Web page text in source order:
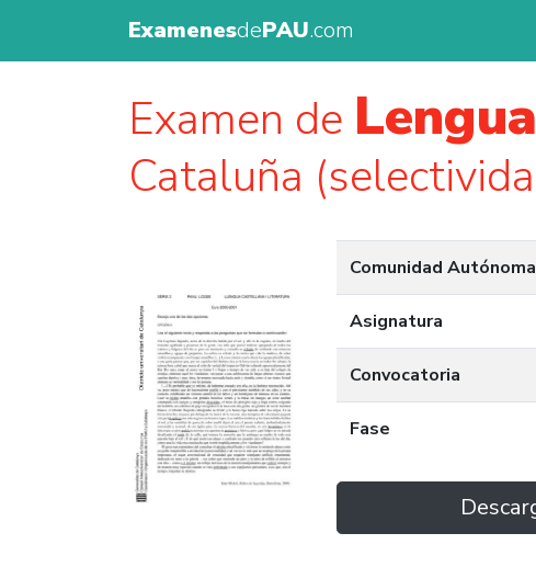
ExamenesdePAU.com
Examen de
Cataluña
Comunidad Autónoma
Asignatura
Convocatoria
Fase